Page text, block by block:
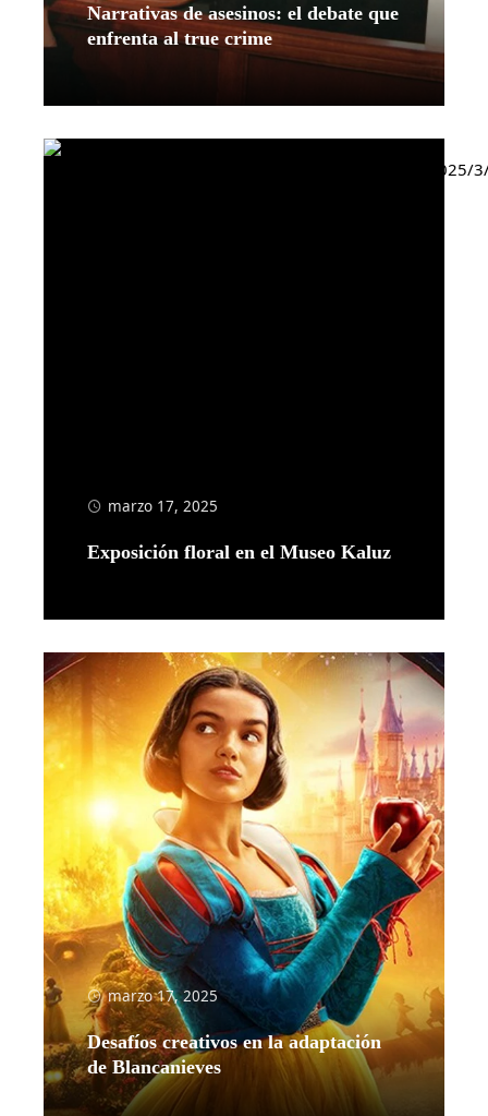
Narrativas de asesinos: el debate que
enfrenta al true crime
marzo 17, 2025
Exposición floral en el Museo Kaluz
marzo 17, 2025
Desafíos creativos en la adaptación
de Blancanieves
Leer más